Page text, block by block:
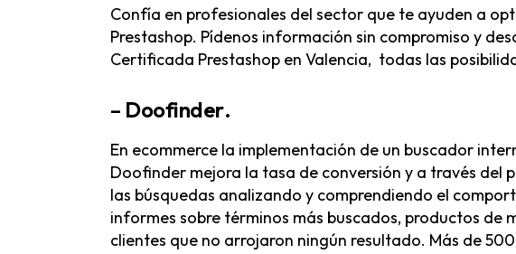
Confía en profesionales del sector que te ayuden a
Prestashop. Pídenos información sin compromiso y
Certificada Prestashop en Valencia, todas las
– Doofinder.
En ecommerce la implementación de un buscador
Doofinder mejora la tasa de conversión y a través del
las búsquedas analizando y comprendiendo el
informes sobre términos más buscados, productos de
clientes que no arrojaron ningún resultado. Más de
Agencia PrestaShop
Expertos en PrestaShop
Soporte técnico PrestaShop
Soporte y Mantenimiento Shopify
Agencia Marketing Digital en Valencia
Webs corporativas
Desarrollos a medida
Addis,
Canal
Aviso